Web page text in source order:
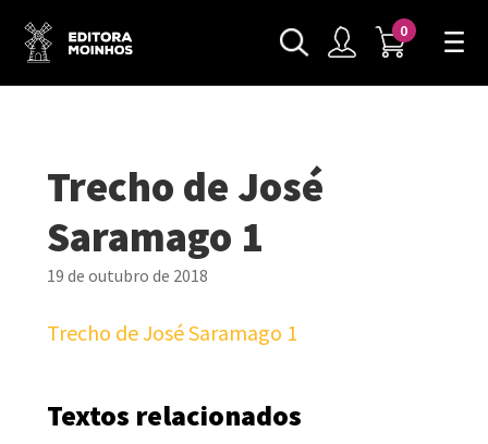
0
Trecho de José
Saramago 1
19 de outubro de 2018
Trecho de José Saramago 1
Textos relacionados